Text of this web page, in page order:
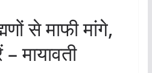
से माफी मांगे,
मायावती